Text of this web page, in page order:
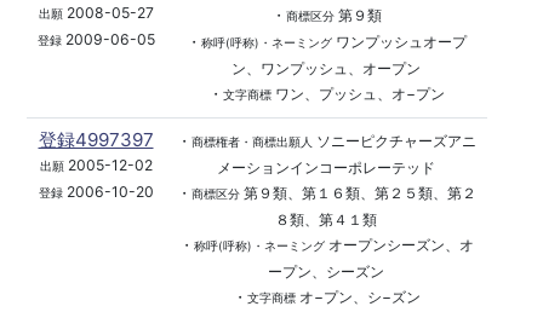
出願2008-05-27
登録2009-06-05
・ 商標区分第９類
・ 称呼(呼称)・ネーミングワンプッシュオープ
ン、ワンプッシュ、オープン
・ 文字商標ワン、プッシュ、オ−プン
登録4997397
出願2005-12-02
登録2006-10-20
・ 商標権者・商標出願人
ソニーピクチャーズアニ
メーションインコーポレーテッド
・ 商標区分第９類、第１６類、第２５類、第２
８類、第４１類
・ 称呼(呼称)・ネーミングオープンシーズン、オ
ープン、シーズン
・ 文字商標オ−プン、シ−ズン